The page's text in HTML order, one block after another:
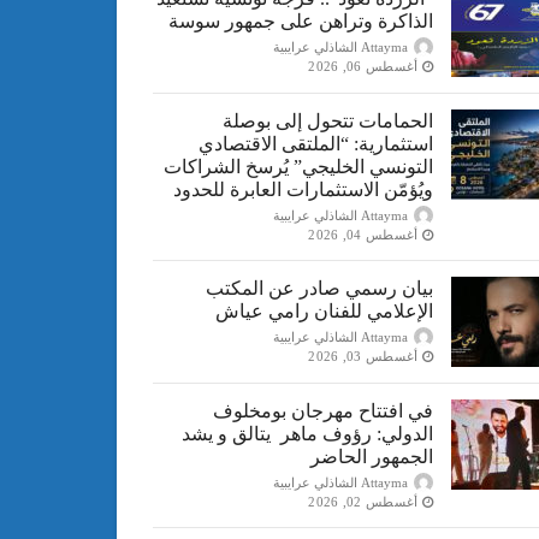
الذاكرة وتراهن على جمهور سوسة
Attayma الشاذلي عرايبية
أغسطس 06, 2026
الحمامات تتحول إلى بوصلة
استثمارية: “الملتقى الاقتصادي
التونسي الخليجي” يُرسخ الشراكات
ويُؤمّن الاستثمارات العابرة للحدود
Attayma الشاذلي عرايبية
أغسطس 04, 2026
بيان رسمي صادر عن المكتب
الإعلامي للفنان رامي عياش
Attayma الشاذلي عرايبية
أغسطس 03, 2026
في افتتاح مهرجان بومخلوف
الدولي: رؤوف ماهر يتالق و يشد
الجمهور الحاضر
Attayma الشاذلي عرايبية
أغسطس 02, 2026